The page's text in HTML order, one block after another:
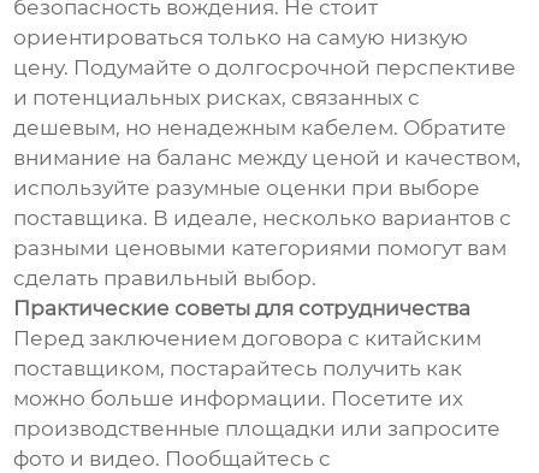
безопасность вождения. Не стоит
ориентироваться только на самую низкую
цену. Подумайте о долгосрочной перспективе
и потенциальных рисках, связанных с
дешевым, но ненадежным кабелем. Обратите
внимание на баланс между ценой и качеством,
используйте разумные оценки при выборе
поставщика. В идеале, несколько вариантов с
разными ценовыми категориями помогут вам
сделать правильный выбор.
Практические советы для сотрудничества
Перед заключением договора с китайским
поставщиком, постарайтесь получить как
можно больше информации. Посетите их
производственные площадки или запросите
фото и видео. Пообщайтесь с